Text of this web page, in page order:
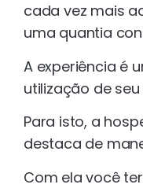
cada vez mais
uma quantia
A experiência é
utilização de
Para isto, a
destaca de
Com ela você